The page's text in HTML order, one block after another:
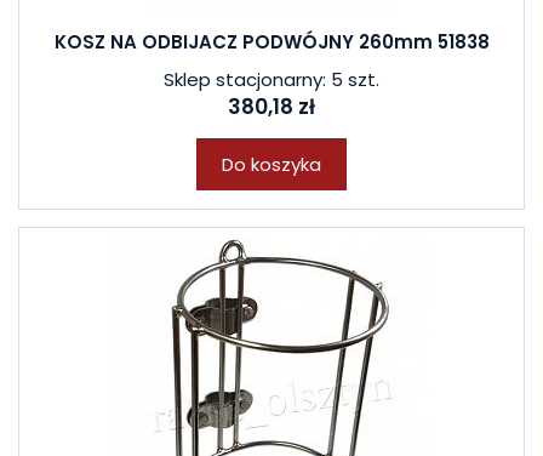
KOSZ NA ODBIJACZ PODWÓJNY 260mm 51838
Sklep stacjonarny: 5 szt.
380,18 zł
Do koszyka